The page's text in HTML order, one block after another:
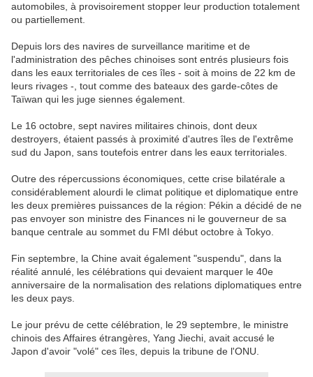
automobiles, à provisoirement stopper leur production totalement
ou partiellement.
Depuis lors des navires de surveillance maritime et de
l'administration des pêches chinoises sont entrés plusieurs fois
dans les eaux territoriales de ces îles - soit à moins de 22 km de
leurs rivages -, tout comme des bateaux des garde-côtes de
Taïwan qui les juge siennes également.
Le 16 octobre, sept navires militaires chinois, dont deux
destroyers, étaient passés à proximité d'autres îles de l'extrême
sud du Japon, sans toutefois entrer dans les eaux territoriales.
Outre des répercussions économiques, cette crise bilatérale a
considérablement alourdi le climat politique et diplomatique entre
les deux premières puissances de la région: Pékin a décidé de ne
pas envoyer son ministre des Finances ni le gouverneur de sa
banque centrale au sommet du FMI début octobre à Tokyo.
Fin septembre, la Chine avait également "suspendu", dans la
réalité annulé, les célébrations qui devaient marquer le 40e
anniversaire de la normalisation des relations diplomatiques entre
les deux pays.
Le jour prévu de cette célébration, le 29 septembre, le ministre
chinois des Affaires étrangères, Yang Jiechi, avait accusé le
Japon d'avoir "volé" ces îles, depuis la tribune de l'ONU.